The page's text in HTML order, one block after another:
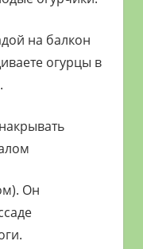
на балкон
огурцы в
Он